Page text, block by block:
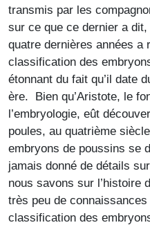
transmis par les
sur ce que ce dernier a
quatre dernières années a
classification des
étonnant du fait qu’il date
ère. Bien qu’Aristote, le
l’embryologie, eût
poules, au quatrième
embryons de poussins se
jamais donné de détails
nous savons sur l’histoire
très peu de
classification des